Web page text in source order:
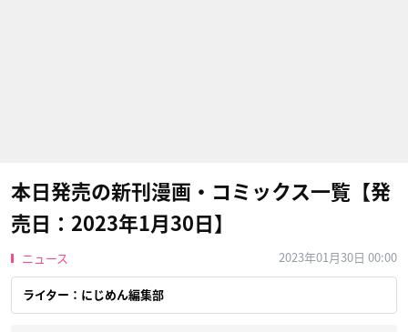
本日発売の新刊漫画・コミックス一覧【発
売日：2023年1月30日】
ニュース 2023年01月30日 00:00
ライター：にじめん編集部